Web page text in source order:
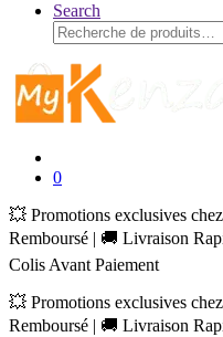
Search
Recherche
pour :
0
💥 Promotions exclusives
Remboursé | 🚚 Livraison
Colis Avant Paiement
💥 Promotions exclusives
Remboursé | 🚚 Livraison